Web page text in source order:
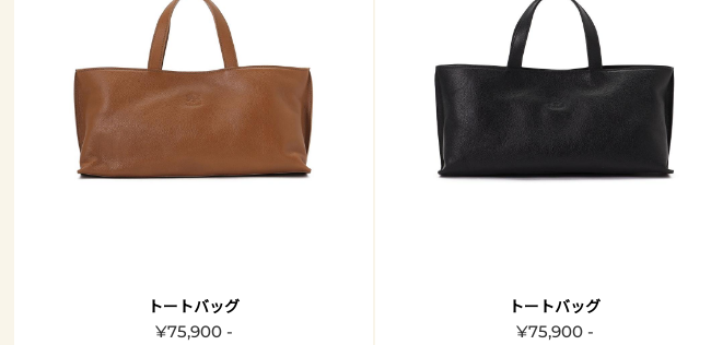
トートバッグ
¥75,900 -
トートバッグ
¥75,900 -